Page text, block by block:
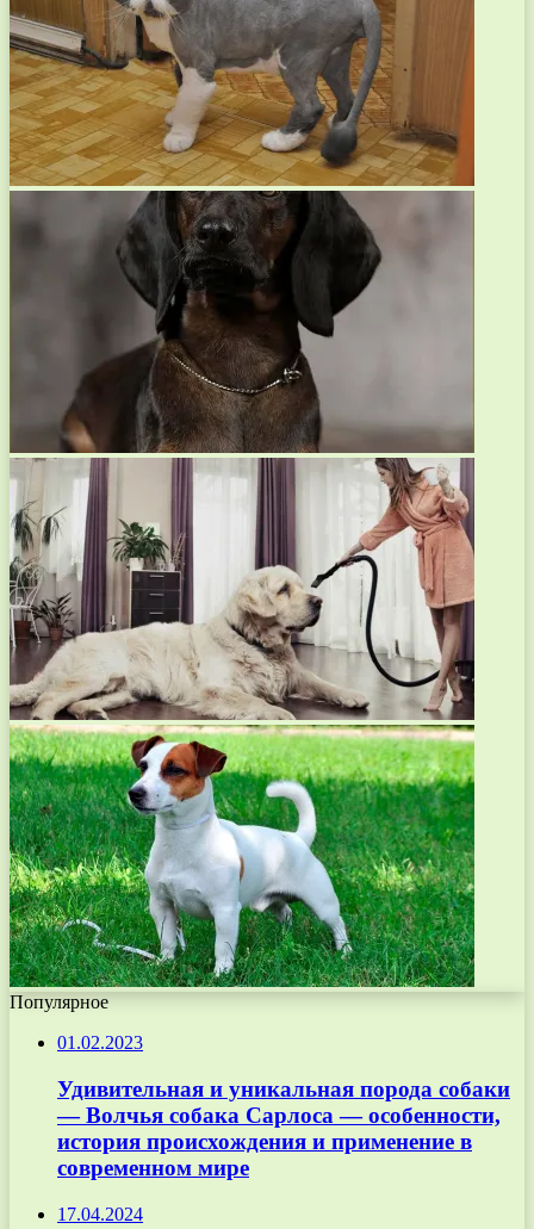
Популярное
01.02.2023
Удивительная и уникальная порода собаки
— Волчья собака Сарлоса — особенности,
история происхождения и применение в
современном мире
17.04.2024